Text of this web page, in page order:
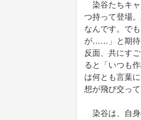
染谷たちキャ
つ持って登場
なんです。で
が……」と期待
反面、共にす
ると「いつも
は何とも言葉
想が飛び交っ
染谷は、自身